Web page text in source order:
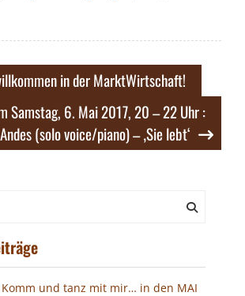
in der MarktWirtschaft!
Samstag, 6. Mai 2017, 20 – 22 Uhr :
(solo voice/piano) – ‚Sie lebt‘
Komm und tanz mit mir… in den MAI